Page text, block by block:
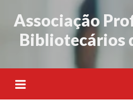
Associação
Bibliotecários